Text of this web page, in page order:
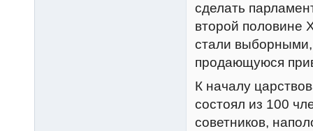
сделать
второй половине
стали выборными,
продающуюся
К началу
состоял из 100
советников,